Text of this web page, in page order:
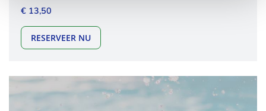
€ 13,50
RESERVEER NUGYMZAAL VERENIGING WOLBORGENMATE